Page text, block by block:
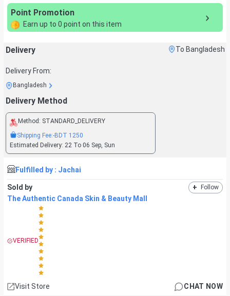
Point Promotion
Earn up to 0 point on this item
Delivery To Bangladesh
Delivery From:
Bangladesh
Delivery Method
Method: STANDARD_DELIVERY
Shipping Fee:-BDT 1250
Estimated Delivery: 22 To 06 Sep, Sun
Fulfilled by : Jachai
Sold by + Follow
The Authentic Canada Skin & Beauty Mall
VERIFIED
Visit Store CHAT NOW